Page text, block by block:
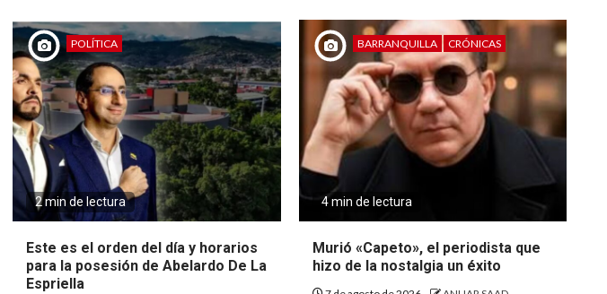
POLÍTICA
2 min de lectura
Este es el orden del día y horarios
para la posesión de Abelardo De La
Espriella
BARRANQUILLA CRÓNICAS
4 min de lectura
Murió «Capeto», el periodista que
hizo de la nostalgia un éxito